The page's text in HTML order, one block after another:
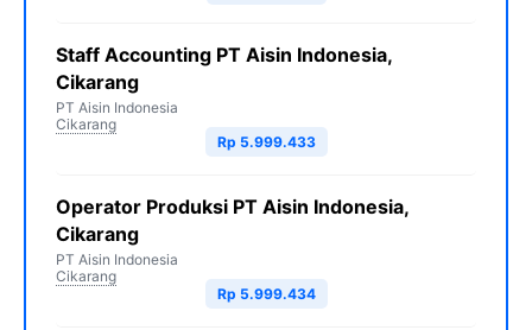
Staff Accounting PT Aisin Indonesia,
Cikarang
PT Aisin Indonesia
Cikarang
Rp 5.999.433
Operator Produksi PT Aisin Indonesia,
Cikarang
PT Aisin Indonesia
Cikarang
Rp 5.999.434